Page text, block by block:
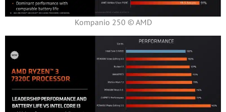
Kompanio 250 © AMD